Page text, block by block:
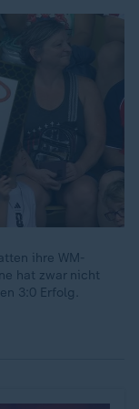
ihre WM-
hat zwar nicht
3:0 Erfolg.